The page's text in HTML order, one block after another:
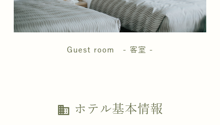
Guest room - 客室 -
business ホテル基本情報